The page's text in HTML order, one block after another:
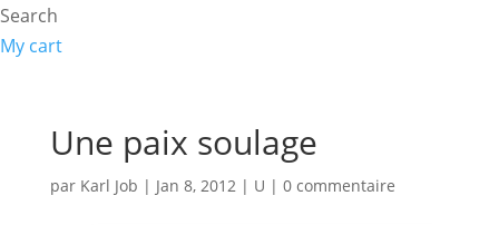
Search
My cart
Une paix soulage
par Karl Job | Jan 8, 2012| U | 0 commentaire